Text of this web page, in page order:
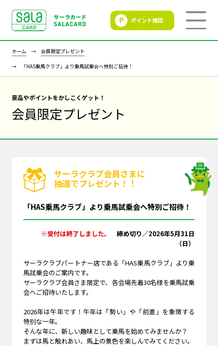
ポイント確認
ホーム 会員限定プレゼント
「HAS乗馬クラブ」より乗馬試乗会へ特別ご招待！
景品やポイントをかしこくゲット！
会員限定プレゼント
サーラクラブ会員さまに
抽選でプレゼント！！
「HAS乗馬クラブ」より乗馬試乗会へ特別ご招待！
※受付は終了しました。
締め切り／2026年5月31日
（日）
サーラクラブパートナー店である「HAS乗馬クラブ」より乗
馬試乗会のご案内です。
サーラクラブ会員さま限定で、各会場先着30名様を乗馬試乗
会へご招待いたします。
2026年は午年です！午年は「勢い」や「前進」を象徴する
特別な一年。
そんな年に、新しい趣味として乗馬を始めてみませんか？
まずは馬と触れあい、馬上の景色を楽しんでみてください。